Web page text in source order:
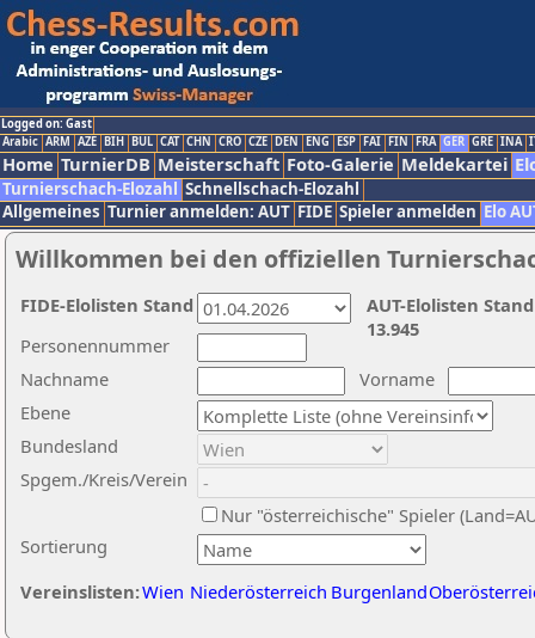
Logged on: Gast
Arabic ARM AZE BIH BUL CAT CHN CRO CZE DEN ENG ESP FAI FIN FRA GER GRE INA
Home TurnierDB Meisterschaft Foto-Galerie Meldekartei
Turnierschach-Elozahl Schnellschach-Elozahl
Allgemeines Turnier anmelden: AUT FIDE Spieler anmelden Elo
Willkommen bei den offiziellen
Nachname
Vorname
Ebene
Sortierung
Personennummer
Bundesland
Spgem./Kreis/Verein
Nur "österreichische" Spieler
Vereinslisten:Wien Niederösterreich Burgenland
AUT-Elolisten
13.945
FIDE-Elolisten Stand